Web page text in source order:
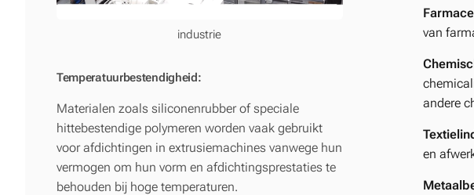
industrie
Temperatuurbestendigheid:
Materialen zoals siliconenrubber of speciale
hittebestendige polymeren worden vaak gebruikt
voor afdichtingen in extrusiemachines vanwege hun
vermogen om hun vorm en afdichtingsprestaties te
behouden bij hoge temperaturen.
van
andere
en